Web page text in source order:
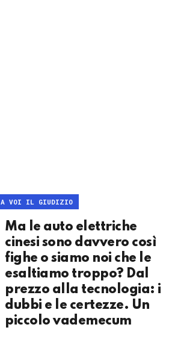
A VOI IL GIUDIZIO
Ma le auto elettriche
cinesi sono davvero così
fighe o siamo noi che le
esaltiamo troppo? Dal
prezzo alla tecnologia: i
dubbi e le certezze. Un
piccolo vademecum